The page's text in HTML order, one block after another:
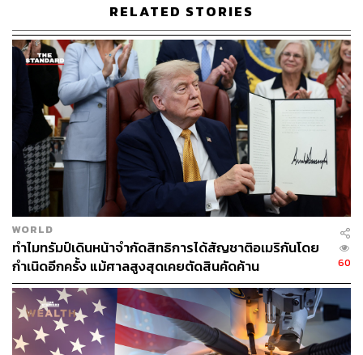
พร้อมทั้งเรียกร้องให้จีนให้ความสำคัญกับการขนส่ง
สาธารณะมากขึ้น และกำหนดตารางเวลาสำหรับการกำจัด
ยานพาหนะที่ใช้เชื้อเพลิงฟอสซิล นอกจากนี้จีนยังควรส่ง
เสริมการเกษตรแบบคาร์บอนต่ำ ซึ่งรวมถึงเนื้อสัตว์จากพืช
และนมจากพืช (Plant-basedMeat and Dairy) ด้วย
ในปี 2005 จีนมีโครงการ GDP สีเขียว (Green GDP) จาก
ความกังวลเกี่ยวกับความเสียหายต่อสิ่งแวดล้อมที่เกิดจากการ
พัฒนาอุตสาหกรรมอย่างรวดเร็ว โดยในรายงานของรัฐบาล
เมื่อปี 2006 สรุปว่า การสูญเสียด้านสิ่งแวดล้อมคิดเป็น 3%
ของ GDP แต่นักวิจารณ์เชื่อว่าตัวเลขที่แท้จริงนั้นสูงกว่ามาก
แม้ว่าโครงการ Green GDP จะถูกยกเลิกในปี 2009 แต่ในปี
2013 จีนสัญญาว่าจะละทิ้งโมเดล ‘การเติบโตในทุกด้าน’
(Growth at All Costs) และกล่าวว่า GDP จะไม่เป็นเกณฑ์
เดียวในการประเมินของเจ้าหน้าที่อีกต่อไป
เมื่อเร็วๆ นี้ ในบางมณฑลพยายามที่จะสร้างตัวชี้วัดใหม่อีก
RELATED STORIES
WORLD
ทำไมทรัมป์เดินหน้าจำกัดสิทธิการได้สัญชาติอเมริกันโดย
กำเนิดอีกครั้ง แม้ศาลสูงสุดเคยตัดสินคัดค้าน
60